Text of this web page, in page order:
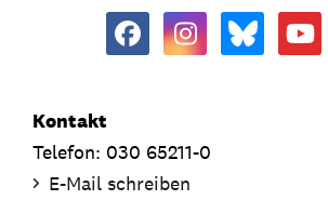
Kontakt
Telefon: 030 65211-0
E-Mail schreiben